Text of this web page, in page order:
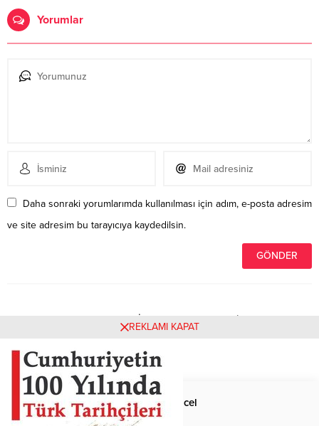
Yorumlar
Daha sonraki yorumlarımda kullanılması için adım, e-posta adresim
ve site adresim bu tarayıcıya kaydedilsin.
Henüz yorum yapılmamış. İlk yorumu yukarıdaki form
aracılığıyla siz yapabilirsiniz.
Anasayfa Güncel
REKLAMI KAPAT